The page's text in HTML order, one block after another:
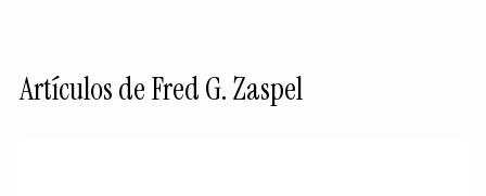
Artículos de Fred G. Zaspel